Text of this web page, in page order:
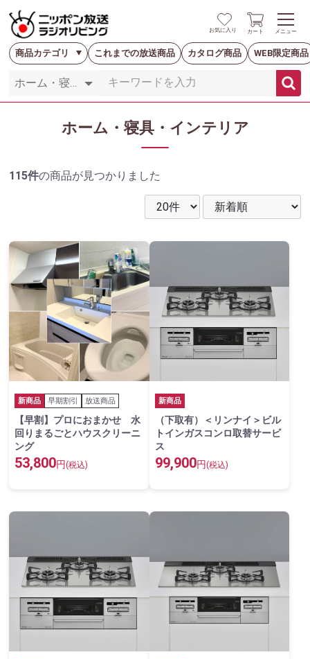
お気に入り カート メニュー
商品カテゴリ これまでの放送商品 カタログ商品 WEB限定商品
ホーム・寝具・インテリア
115件の商品が見つかりました
新商品 早期割引 放送商品
【早割】プロにおまかせ 水
回りまるごとハウスクリーニ
ング
53,800円 (税込)
新商品
（下取有）＜リンナイ＞ビル
トインガスコンロ取替サービ
ス
99,900円 (税込)